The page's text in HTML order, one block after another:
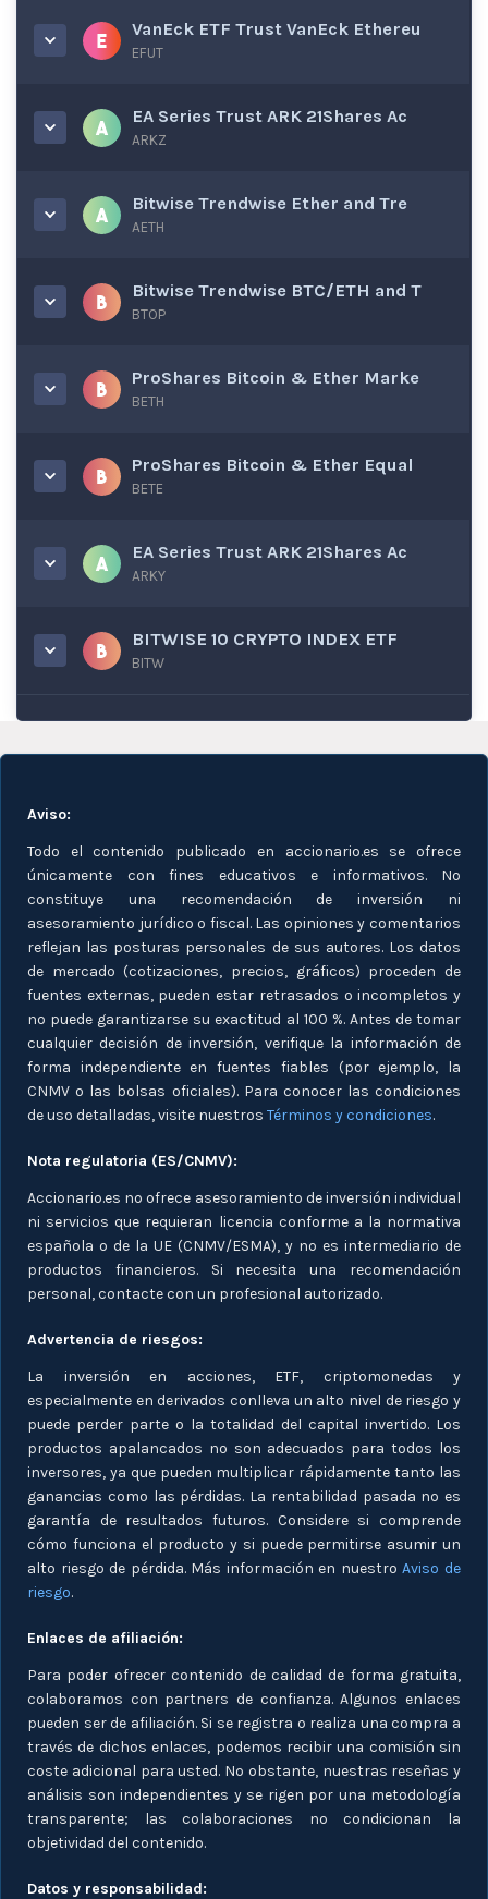
VanEck ETF Trust VanEck Ethereu
EFUT
EA Series Trust ARK 21Shares Ac
ARKZ
Bitwise Trendwise Ether and Tre
AETH
Bitwise Trendwise BTC/ETH and T
BTOP
ProShares Bitcoin & Ether Marke
BETH
ProShares Bitcoin & Ether Equal
BETE
EA Series Trust ARK 21Shares Ac
ARKY
BITWISE 10 CRYPTO INDEX ETF
BITW
Aviso:
Todo el contenido publicado en accionario.es se ofrece
únicamente con fines educativos e informativos. No
constituye una recomendación de inversión ni
asesoramiento jurídico o fiscal. Las opiniones y comentarios
reflejan las posturas personales de sus autores. Los datos
de mercado (cotizaciones, precios, gráficos) proceden de
fuentes externas, pueden estar retrasados o incompletos y
no puede garantizarse su exactitud al 100 %. Antes de tomar
cualquier decisión de inversión, verifique la información de
forma independiente en fuentes fiables (por ejemplo, la
CNMV o las bolsas oficiales). Para conocer las condiciones
de uso detalladas, visite nuestros Términos y condiciones.
Nota regulatoria (ES/CNMV):
Accionario.es no ofrece asesoramiento de inversión individual
ni servicios que requieran licencia conforme a la normativa
española o de la UE (CNMV/ESMA), y no es intermediario de
productos financieros. Si necesita una recomendación
personal, contacte con un profesional autorizado.
Advertencia de riesgos:
La inversión en acciones, ETF, criptomonedas y
especialmente en derivados conlleva un alto nivel de riesgo y
puede perder parte o la totalidad del capital invertido. Los
productos apalancados no son adecuados para todos los
inversores, ya que pueden multiplicar rápidamente tanto las
ganancias como las pérdidas. La rentabilidad pasada no es
garantía de resultados futuros. Considere si comprende
cómo funciona el producto y si puede permitirse asumir un
alto riesgo de pérdida. Más información en nuestroAviso de
riesgo.
Enlaces de afiliación:
Para poder ofrecer contenido de calidad de forma gratuita,
colaboramos con partners de confianza. Algunos enlaces
pueden ser de afiliación. Si se registra o realiza una compra a
través de dichos enlaces, podemos recibir una comisión sin
coste adicional para usted. No obstante, nuestras reseñas y
análisis son independientes y se rigen por una metodología
transparente; las colaboraciones no condicionan la
objetividad del contenido.
Datos y responsabilidad: